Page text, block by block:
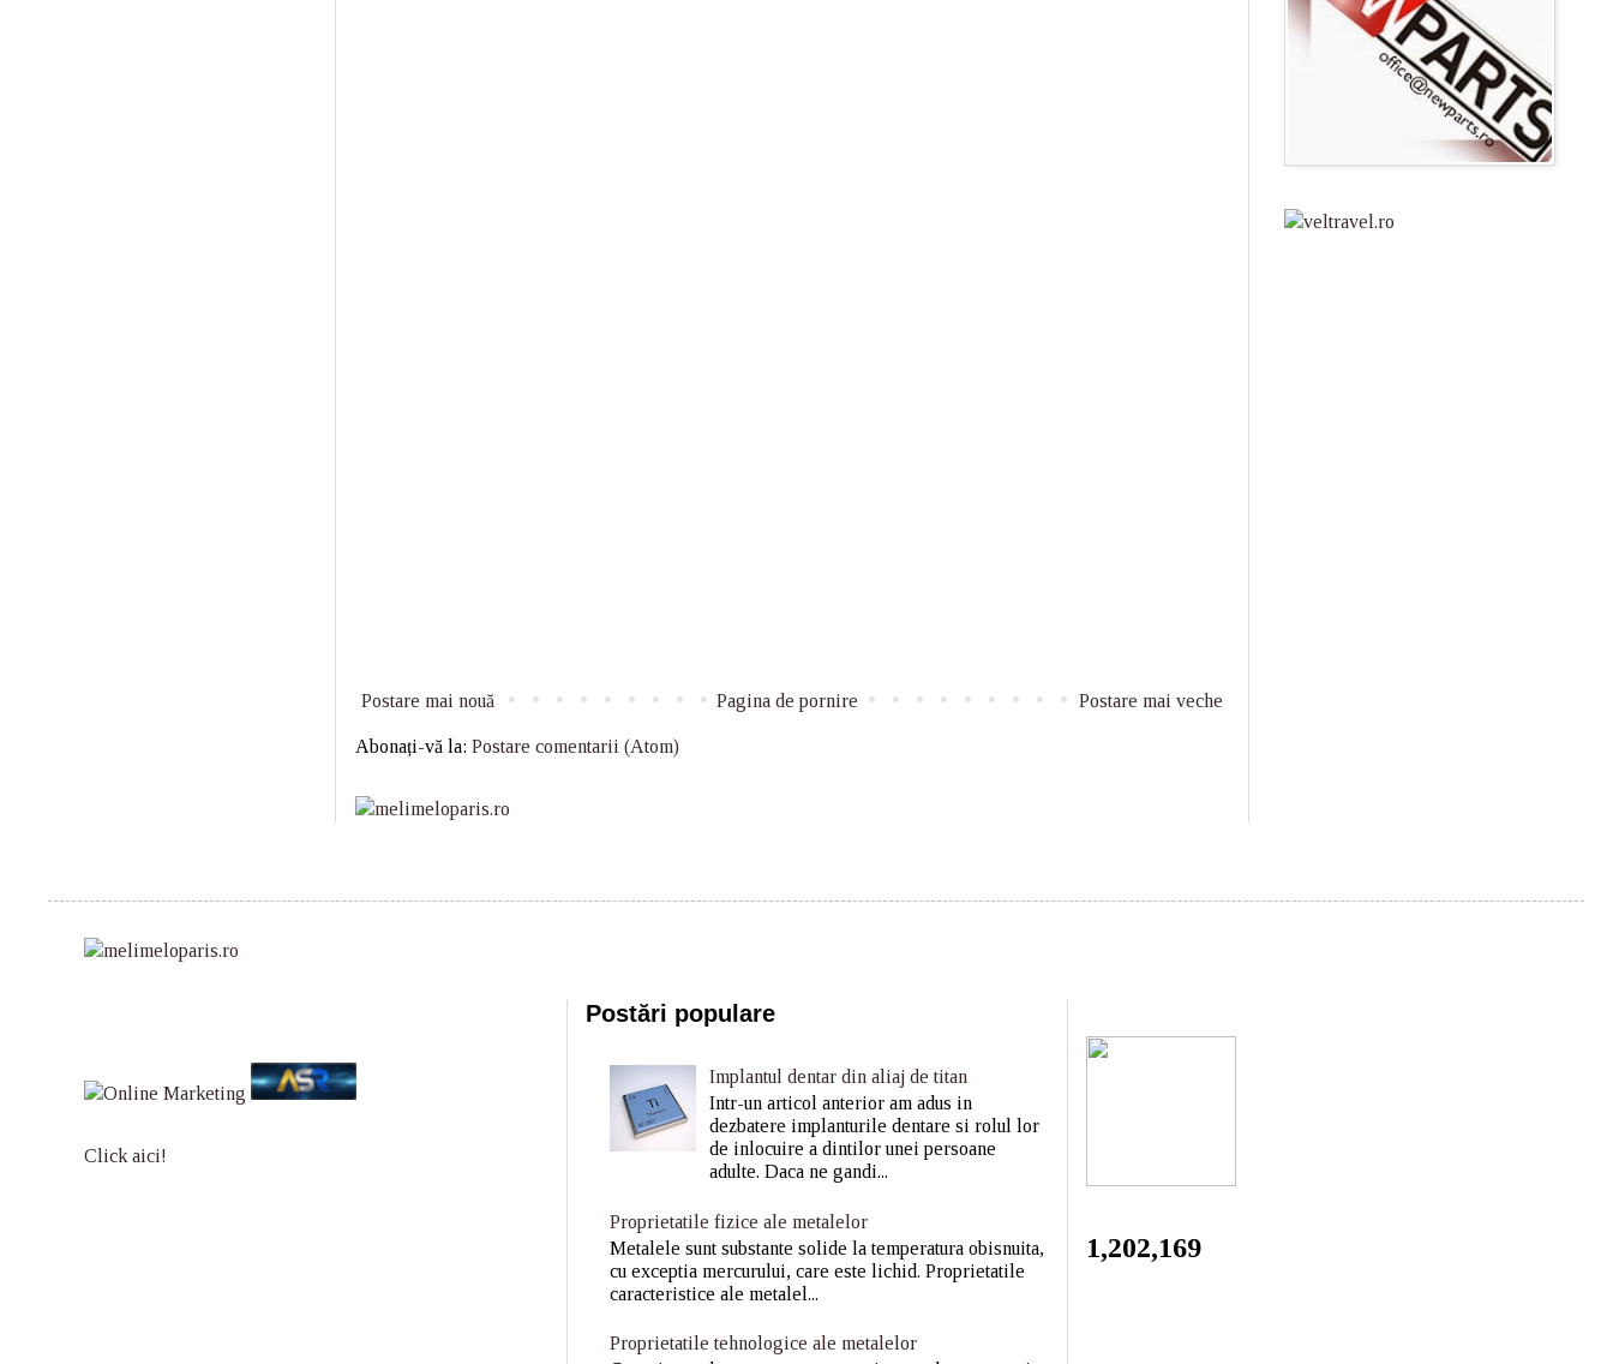
Postare mai nouă Postare mai veche
Pagina de pornire
Abonați-vă la: Postare comentarii (Atom)
Click aici!
Postări populare
Implantul dentar din aliaj de titan
Intr-un articol anterior am adus in
dezbatere implanturile dentare si rolul lor
de inlocuire a dintilor unei persoane
adulte. Daca ne gandi...
Proprietatile fizice ale metalelor
Metalele sunt substante solide la temperatura obisnuita,
cu exceptia mercurului, care este lichid. Proprietatile
caracteristice ale metalel...
Proprietatile tehnologice ale metalelor
1,202,169